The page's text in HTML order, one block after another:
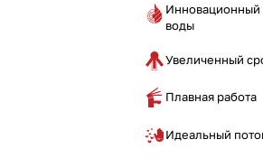
Инновационный
воды
Увеличенный
Плавная работа
Идеальный